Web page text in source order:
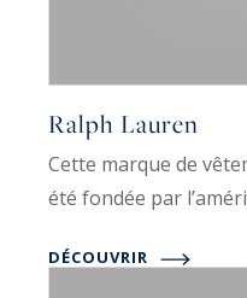
Ralph Lauren
Cette marque de
été fondée par
DÉCOUVRIR